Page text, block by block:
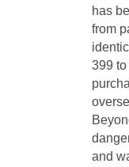
has
from
399
and